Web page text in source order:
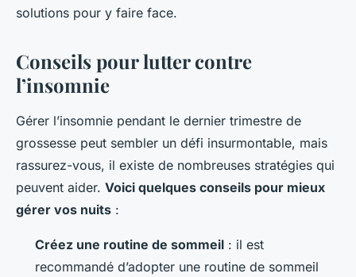
solutions pour y faire face.
Conseils pour lutter contre
l’insomnie
Gérer l’insomnie pendant le dernier trimestre de
grossesse peut sembler un défi insurmontable, mais
rassurez-vous, il existe de nombreuses stratégies qui
peuvent aider. Voici quelques conseils pour mieux
gérer vos nuits :
Créez une routine de sommeil : il est
recommandé d’adopter une routine de sommeil